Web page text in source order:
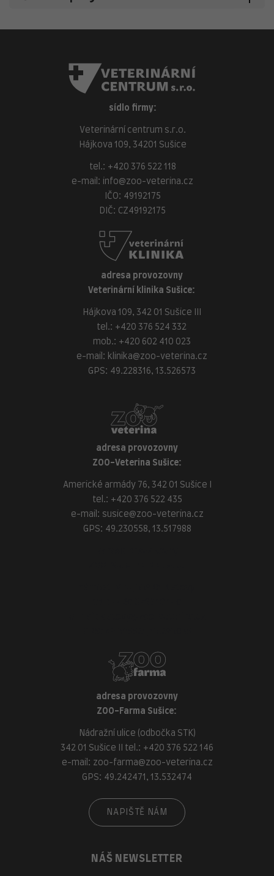
sídlo firmy:
Veterinární centrum s.r.o.
Hájkova 109, 34201 Sušice
tel.: +420 376 522 118
e-mail:
info@zoo-veterina.cz
IČO: 49192175
DIČ: CZ49192175
adresa provozovny
Veterinární klinika Sušice:
Hájkova 109, 342 01 Sušice III
tel.: +420 376 524 332
mob.: +420 602 410 023
e-mail: klinika@zoo-veterina.cz
GPS: 49.228316, 13.526573
adresa provozovny
ZOO-Veterina Sušice:
Americké armády 76, 342 01 Sušice I
tel.: +420 376 522 435
e-mail: susice@zoo-veterina.cz
GPS: 49.230558, 13.517988
adresa provozovny
ZOO-Farma Sušice:
Nádražní ulice (odbočka STK)
342 01 Sušice II tel.: +420 376 522 146
e-mail: zoo-farma@zoo-veterina.cz
GPS: 49.242471, 13.532474
NAPIŠTĚ NÁM
NÁŠ NEWSLETTER